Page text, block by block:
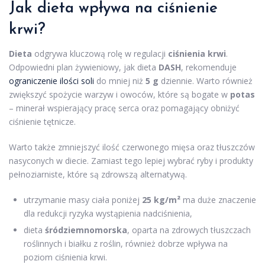
Jak dieta wpływa na ciśnienie
krwi?
Dieta odgrywa kluczową rolę w regulacji ciśnienia krwi.
Odpowiedni plan żywieniowy, jak dieta DASH, rekomenduje
ograniczenie ilości soli do mniej niż 5 g dziennie. Warto również
zwiększyć spożycie warzyw i owoców, które są bogate w potas
– minerał wspierający pracę serca oraz pomagający obniżyć
ciśnienie tętnicze.
Warto także zmniejszyć ilość czerwonego mięsa oraz tłuszczów
nasyconych w diecie. Zamiast tego lepiej wybrać ryby i produkty
pełnoziarniste, które są zdrowszą alternatywą.
utrzymanie masy ciała poniżej 25 kg/m² ma duże znaczenie
dla redukcji ryzyka wystąpienia nadciśnienia,
dieta śródziemnomorska, oparta na zdrowych tłuszczach
roślinnych i białku z roślin, również dobrze wpływa na
poziom ciśnienia krwi.